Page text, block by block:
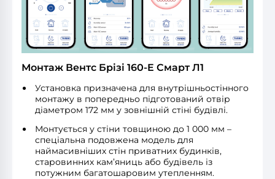
Монтаж Вентс Брізі 160-E Смарт Л1
Установка призначена для внутрішньостінного
монтажу в попередньо підготований отвір
діаметром 172 мм у зовнішній стіні будівлі.
Монтується у стіни товщиною до 1 000 мм –
cпеціальна подовжена модель для
наймасивніших стін приватних будинків,
старовинних кам’яниць або будівель із
потужним багатошаровим утепленням.